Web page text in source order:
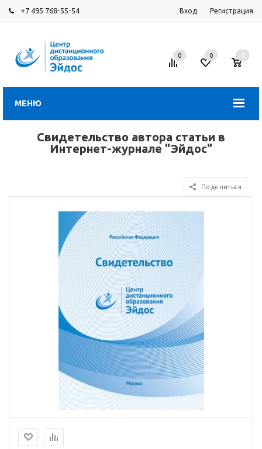
+7 495 768-55-54 Вход Регистрация
МЕНЮ
0 0 0
Свидетельство автора статьи в
Интернет-журнале "Эйдос"
Поделиться